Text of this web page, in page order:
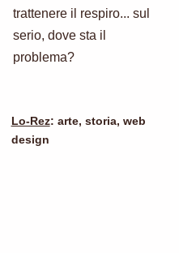
trattenere il respiro... sul
serio, dove sta il
problema?
Lo-Rez: arte, storia, web
design